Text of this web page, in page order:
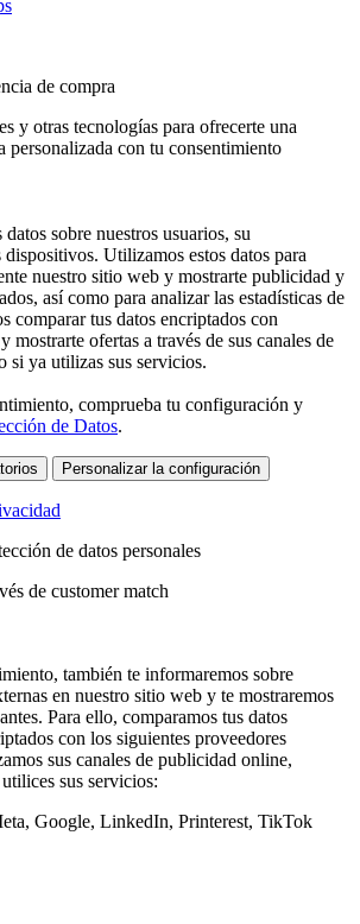
de compra
y otras tecnologías para ofrecerte una
personalizada con tu consentimiento
sobre nuestros usuarios, su
Utilizamos estos datos para
nuestro sitio web y mostrarte publicidad y
así como para analizar las estadísticas de
comparar tus datos encriptados con
mostrarte ofertas a través de sus canales de
si ya utilizas sus servicios.
comprueba tu configuración y
de Datos.
Personalizar la configuración
de datos personales
de customer match
también te informaremos sobre
en nuestro sitio web y te mostraremos
Para ello, comparamos tus datos
con los siguientes proveedores
sus canales de publicidad online,
sus servicios:
Google, LinkedIn, Printerest, TikTok